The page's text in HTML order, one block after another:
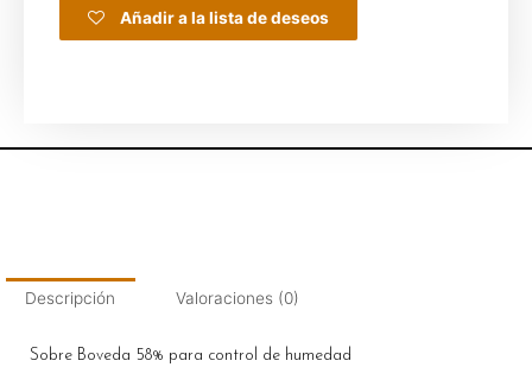
Añadir a la lista de deseos
Descripción Valoraciones (0)
Sobre Boveda 58% para control de humedad